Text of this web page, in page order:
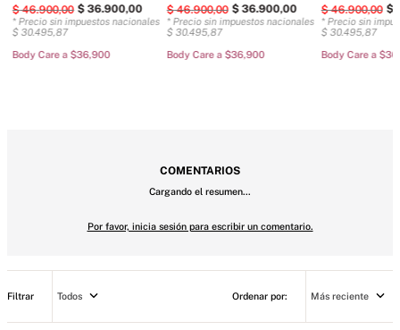
$ 46.900,00 $ 36.900,00
* Precio sin impuestos nacionales
$ 30.495,87
Body Care a $36,900
$ 46.900,00 $ 36.900,00
* Precio sin impuestos nacionales
$ 30.495,87
Body Care a $36,900
$ 46.900,00 $
* Precio sin
$ 30.495,87
Body Care a
COMENTARIOS
Cargando el resumen…
Por favor, inicia sesión para escribir un comentario.
Más reciente
Todos